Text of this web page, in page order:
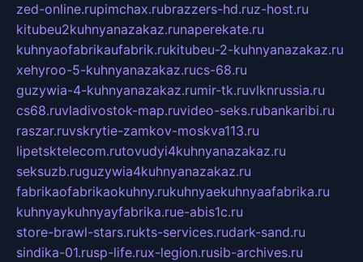
zed-online.rupimchax.rubrazzers-hd.ruz-host.ru
kitubeu2kuhnyanazakaz.runaperekate.ru
kuhnyaofabrikaufabrik.rukitubeu-2-kuhnyanazakaz.ru
xehyroo-5-kuhnyanazakaz.rucs-68.ru
guzywia-4-kuhnyanazakaz.rumir-tk.ruvlknrussia.ru
cs68.ruvladivostok-map.ruvideo-seks.rubankaribi.ru
raszar.ruvskrytie-zamkov-moskva113.ru
lipetsktelecom.rutovudyi4kuhnyanazakaz.ru
seksuzb.ruguzywia4kuhnyanazakaz.ru
fabrikaofabrikaokuhny.rukuhnyaekuhnyaafabrika.ru
kuhnyaykuhnyayfabrika.rue-abis1c.ru
store-brawl-stars.rukts-services.rudark-sand.ru
sindika-01.rusp-life.rux-legion.rusib-archives.ru